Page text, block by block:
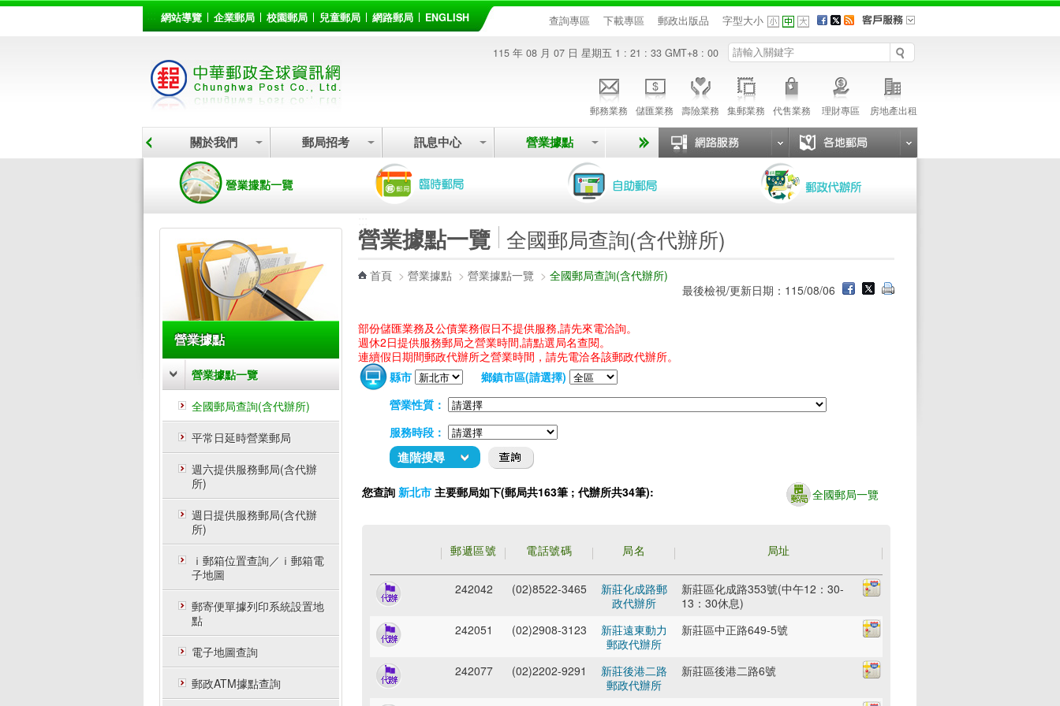
::: 網站導覽 企業郵局 校園郵局 兒童郵局 網路郵局 ENGLISH 查詢專區 下載專區 郵政出版品 字型大小
115 年 08 月 07 日 星期五 1 : 21 : 34 GMT+8 : 00
郵務業務 儲匯業務 壽險業務 集郵業務 代售業務 理財專區 房地產出租
關於我們 郵局招考 訊息中心 營業據點
營業據點
營業據點一覽
全國郵局查詢(含代辦所)
平常日延時營業郵局
週六提供服務郵局(含代辦
所)
週日提供服務郵局(含代辦
所)
ｉ郵箱位置查詢／ｉ郵箱電
子地圖
郵寄便單據列印系統設置地
點
電子地圖查詢
郵政ATM據點查詢
營業據點一覽 全國郵局查詢(含代辦所)
首頁 > 營業據點 > 營業據點一覽 > 全國郵局查詢(含代辦所)
最後檢視/更新日期：115/08/06
部份儲匯業務及公債業務假日不提供服務,請先來電洽詢。
週休2日提供服務郵局之營業時間,請點選局名查閱。
連續假日期間郵政代辦所之營業時間，請先電洽各該郵政代辦所。
縣市
鄉鎮市區(請選擇)
營業性質：
服務時段：
進階搜尋
您查詢 新北市 主要郵局如下(郵局共163筆 ; 代辦所共34筆): 全國郵局一覽
郵遞區號 電話號碼 局名 局址
242042 (02)8522-3465
新莊化成路郵
政代辦所
新莊區化成路353號(中午12：30-
13：30休息)
242051
(02)2908-3123
新莊遠東動力
郵政代辦所
新莊區中正路649-5號
242077 (02)2202-9291
新莊後港二路
郵政代辦所
新莊區後港二路6號